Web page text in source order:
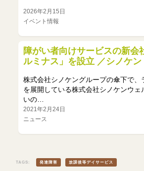
2026年2月15日
イベント情報
障がい者向けサービスの新会
ルミナス」を設立 ／シノケン
株式会社シノケングループの傘下で、
を展開している株式会社シノケンウェ
いの…
2021年2月24日
ニュース
TAGS: 発達障害 放課後等デイサービス